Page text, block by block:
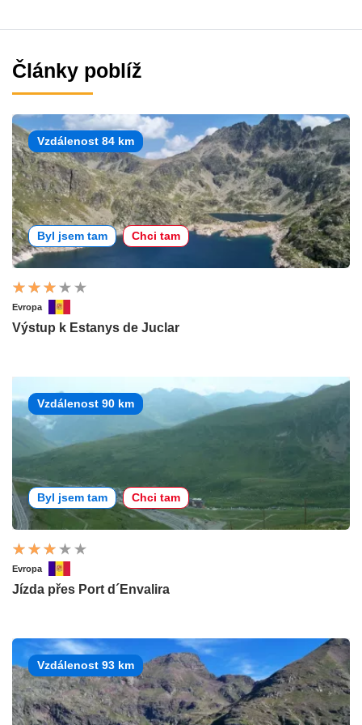
Články poblíž
Vzdálenost 84 km
Byl jsem tam Chci tam
Evropa
Výstup k Estanys de Juclar
Vzdálenost 90 km
Byl jsem tam Chci tam
Evropa
Jízda přes Port d´Envalira
Vzdálenost 93 km